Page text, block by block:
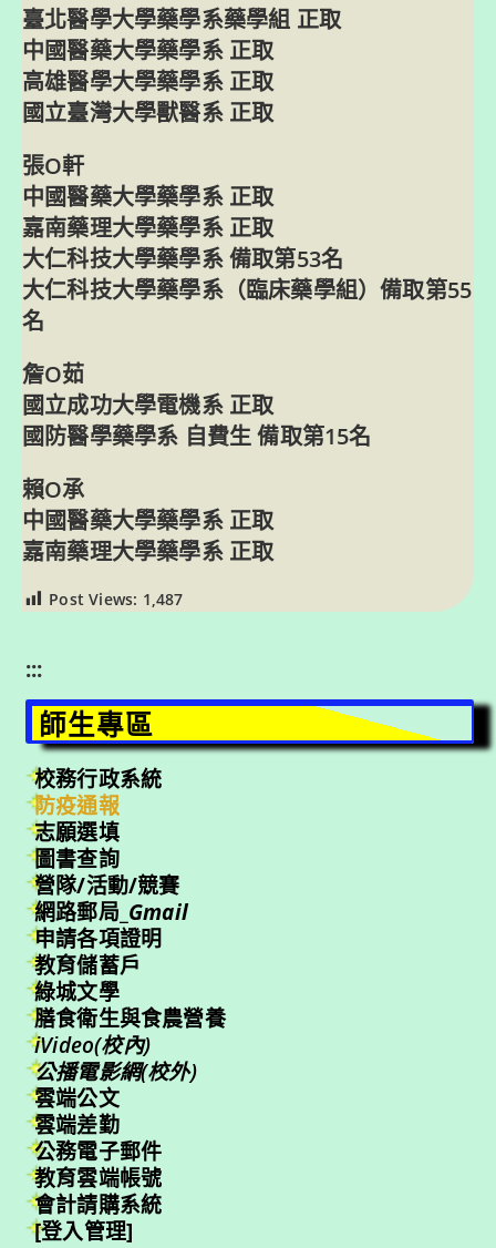
臺北醫學大學藥學系藥學組 正取
中國醫藥大學藥學系 正取
高雄醫學大學藥學系 正取
國立臺灣大學獸醫系 正取
張O軒
中國醫藥大學藥學系 正取
嘉南藥理大學藥學系 正取
大仁科技大學藥學系 備取第53名
大仁科技大學藥學系（臨床藥學組）備取第55
名
詹O茹
國立成功大學電機系 正取
國防醫學藥學系 自費生 備取第15名
賴O承
中國醫藥大學藥學系 正取
嘉南藥理大學藥學系 正取
Post Views: 1,487
:::
師生專區
校務行政系統
防疫通報
志願選填
圖書查詢
營隊/活動/競賽
網路郵局_ Gmail
申請各項證明
教育儲蓄戶
綠城文學
膳食衛生與食農營養
iVideo(校內)
公播電影網(校外)
雲端公文
雲端差勤
公務電子郵件
教育雲端帳號
會計請購系統
[登入管理]